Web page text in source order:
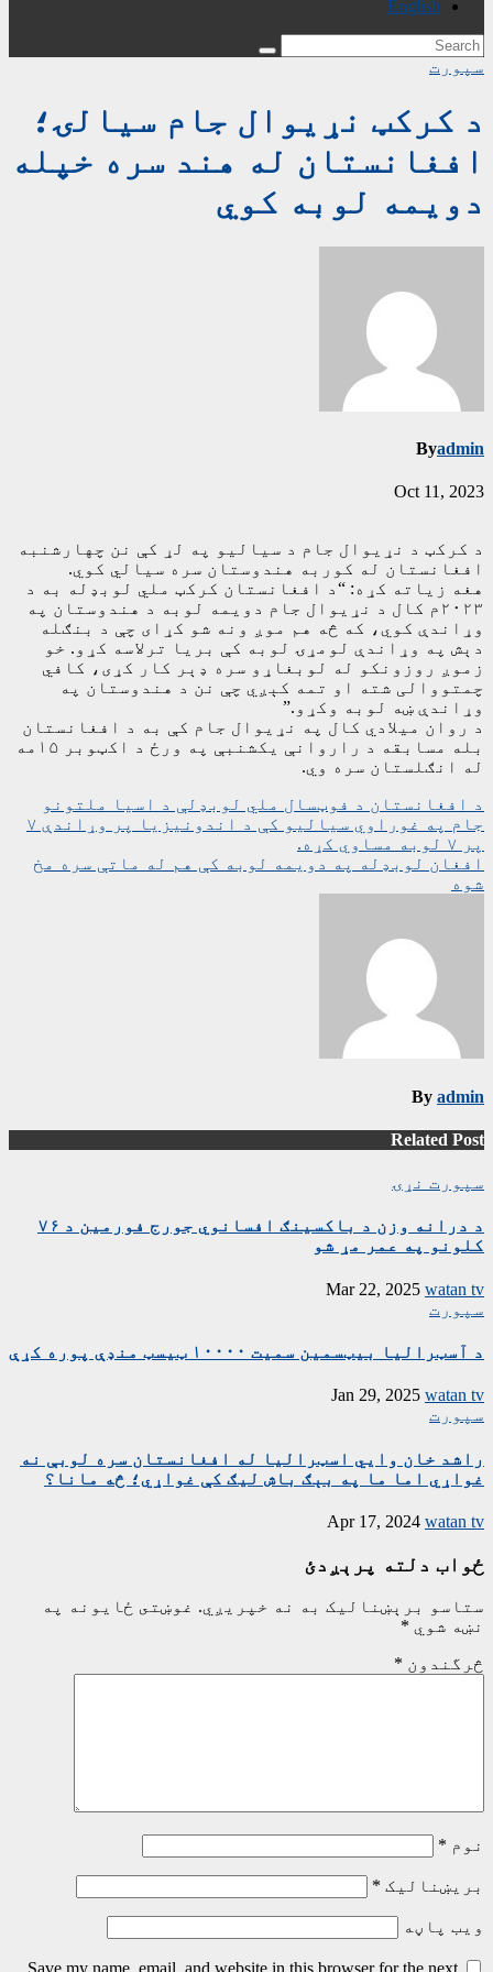
English
سپورت
د کرکټ نړیوال جام سیالۍ؛
افغانستان له هند سره خپله
دویمه لوبه کوي
Byadmin
Oct 11, 2023
د کرکټ د نړیوال جام د سیالیو په لړ کې نن چهارشنبه
افغانستان له کوربه هندوستان سره سیالي کوي.
هغه زیاته کړه: “د افغانستان کرکټ ملي لوبډله به د
۲۰۲۳م کال د نړیوال جام دویمه لوبه د هندوستان په
وړاندې کوي، که څه هم موږ ونه شو کړای چې د بنګله
دېش په وړاندې لومړۍ لوبه کې بریا ترلاسه کړو. خو
زموږ روزونکو له لوبغاړو سره ډېر کار کړی، کافي
چمتووالی شته او تمه کېږي چې نن د هندوستان په
وړاندې ښه لوبه وکړو.”
د روان میلادي کال په نړیوال جام کې به د افغانستان
بله مسابقه د راروانې یکشنبې په ورځ د اکټوبر ۱۵مه
له انګلستان سره وي.
ليکنه
چليدنه
د افغانستان د فوټسال ملي لوبډلې د اسیا ملتونو
جام په غوراوي سیالیو کې د اندونیزیا پر وړاندې ۷
پر ۷ لوبه مساوي کړه.
افغان لوبډله په دویمه لوبه کې هم له ماتې سره مخ
شوه
By admin
Related Post
سپورت نړۍ
د درانه وزن د باکسینګ افسانوي جورج فورمین د ۷۶
کلونو په عمر مړ شو
Mar 22, 2025 watan tv
سپورت
د آسټرالیا بیټسمین سمیت ۱۰۰۰۰ ټیسټ منډې پوره کړې
Jan 29, 2025 watan tv
سپورت
راشد خان وايي اسټرالیا له افغانستان سره لوبې نه
غواړي اما ما په بېګ باش لیګ کې غواړي؛ څه مانا؟
Apr 17, 2024 watan tv
ځواب دلته پرېږدئ
ستاسو برېښناليک به نه خپريږي. غوښتى ځایونه په
نښه شوي *
څرگندون *
نوم *
بریښنالیک *
ویب پاڼه